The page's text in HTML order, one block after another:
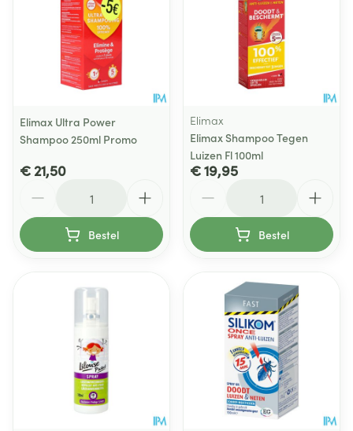
Elimax Ultra Power
Shampoo 250ml Promo
€ 21,50
Bestel
Elimax
Elimax Shampoo Tegen
Luizen Fl 100ml
€ 19,95
Bestel